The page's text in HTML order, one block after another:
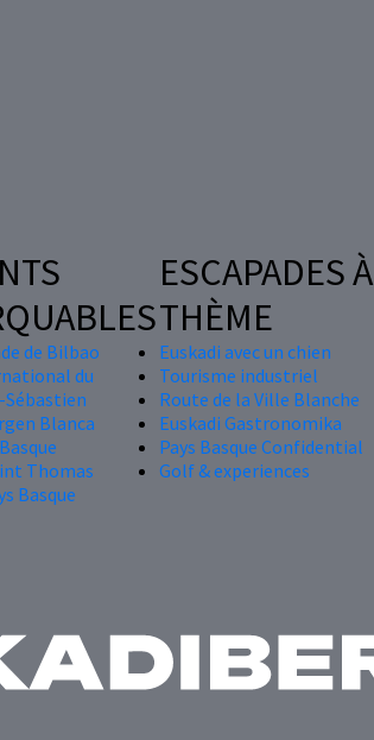
de Bilbao
du
Blanca
Thomas
Basque
ESCAPADES À
THÈME
Euskadi avec un chien
Tourisme industriel
Route de la Ville Blanche
Euskadi Gastronomika
Pays Basque Confidential
Golf & experiences